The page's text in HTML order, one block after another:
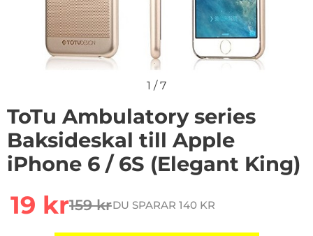
1 /7
ToTu Ambulatory series
Baksideskal till Apple
iPhone 6 / 6S (Elegant King)
rea pris
19 krtidigare pris
159 krDU SPARAR 140 KR